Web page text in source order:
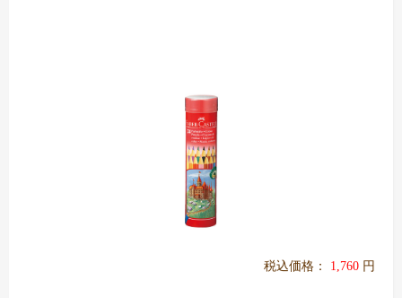
税込価格： 1,760 円